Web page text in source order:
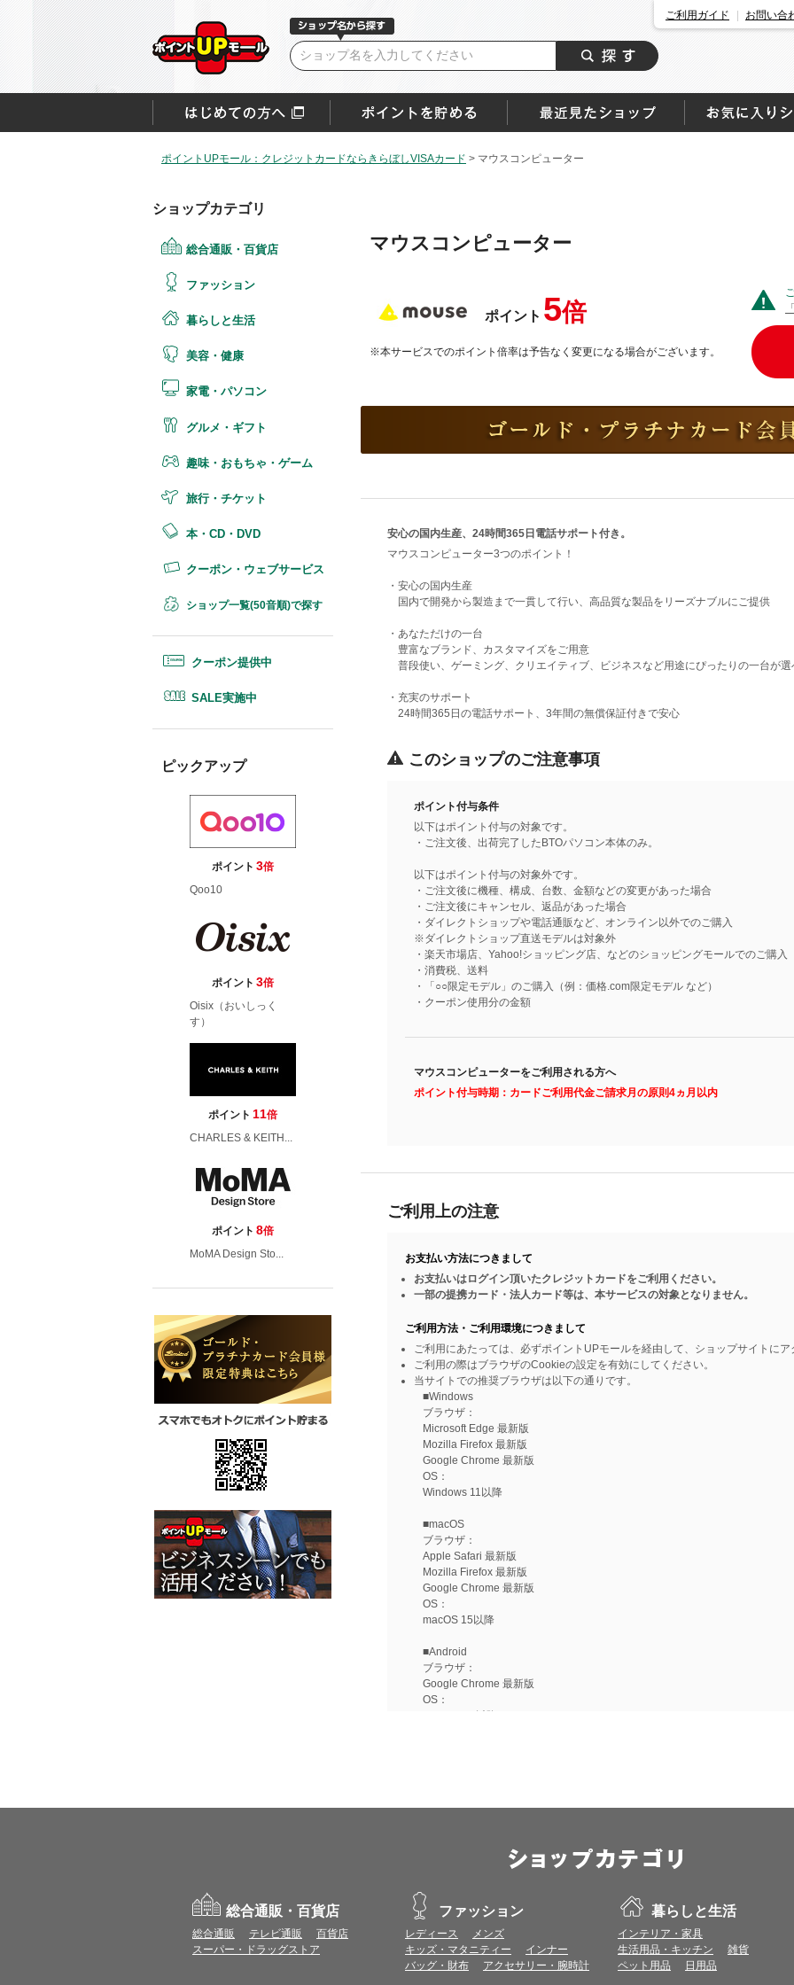
ご利用ガイド お問い合
ポイントUPモール：クレジットカードならきらぼしVISAカード > マウスコンピューター
ショップカテゴリ
総合通販・百貨店
ファッション
暮らしと生活
美容・健康
家電・パソコン
グルメ・ギフト
趣味・おもちゃ・ゲーム
旅行・チケット
本・CD・DVD
クーポン・ウェブサービス
ショップ一覧(50音順)で探す
クーポン提供中
SALE実施中
ピックアップ
ポイント 3倍
Qoo10
ポイント 3倍
Oisix（おいしっく
す）
ポイント 11倍
CHARLES & KEITH...
ポイント 8倍
MoMA Design Sto...
マウスコンピューター
ポイント 5倍
※本サービスでのポイント倍率は予告なく変更になる場合がございます。
安心の国内生産、24時間365日電話サポート付き。
マウスコンピューター3つのポイント！
・安心の国内生産
国内で開発から製造まで一貫して行い、高品質な製品をリーズナブルにご提供
・あなただけの一台
豊富なブランド、カスタマイズをご用意
普段使い、ゲーミング、クリエイティブ、ビジネスなど用途にぴったりの一台が選
・充実のサポート
24時間365日の電話サポート、3年間の無償保証付きで安心
このショップのご注意事項
ポイント付与条件
以下はポイント付与の対象です。
・ご注文後、出荷完了したBTOパソコン本体のみ。
以下はポイント付与の対象外です。
・ご注文後に機種、構成、台数、金額などの変更があった場合
・ご注文後にキャンセル、返品があった場合
・ダイレクトショップや電話通販など、オンライン以外でのご購入
※ダイレクトショップ直送モデルは対象外
・楽天市場店、Yahoo!ショッピング店、などのショッピングモールでのご購入
・消費税、送料
・「○○限定モデル」のご購入（例：価格.com限定モデル など）
・クーポン使用分の金額
マウスコンピューターをご利用される方へ
ポイント付与時期：カードご利用代金ご請求月の原則4ヵ月以内
ご利用上の注意
お支払い方法につきまして
お支払いはログイン頂いたクレジットカードをご利用ください。
一部の提携カード・法人カード等は、本サービスの対象となりません。
ご利用方法・ご利用環境につきまして
ご利用にあたっては、必ずポイントUPモールを経由して、ショップサイトに
ご利用の際はブラウザのCookieの設定を有効にしてください。
当サイトでの推奨ブラウザは以下の通りです。
■Windows
ブラウザ：
Microsoft Edge 最新版
Mozilla Firefox 最新版
Google Chrome 最新版
OS：
Windows 11以降
■macOS
ブラウザ：
Apple Safari 最新版
Mozilla Firefox 最新版
Google Chrome 最新版
OS：
macOS 15以降
■Android
ブラウザ：
Google Chrome 最新版
OS：
Android 15以降
iOS 18以降
※上記環境範囲内であっても、ブラウザとOSの組み合わせにより、 一部表
すので、推奨ブラウザでのご利用をお願いいたします。
＜CookieやJavaScriptについて＞
本サービスではCookieとJavaScriptの機能を使用している為、Cookieと
総合通販・百貨店
総合通販 テレビ通販
百貨店
スーパー・ドラッグストア
ファッション
レディース
メンズ
キッズ・マタニティー
インナー
バッグ・財布
アクセサリー・腕時計
暮らしと生活
インテリア・家具
生活用品・キッチン
雑貨
ペット用品
日用品